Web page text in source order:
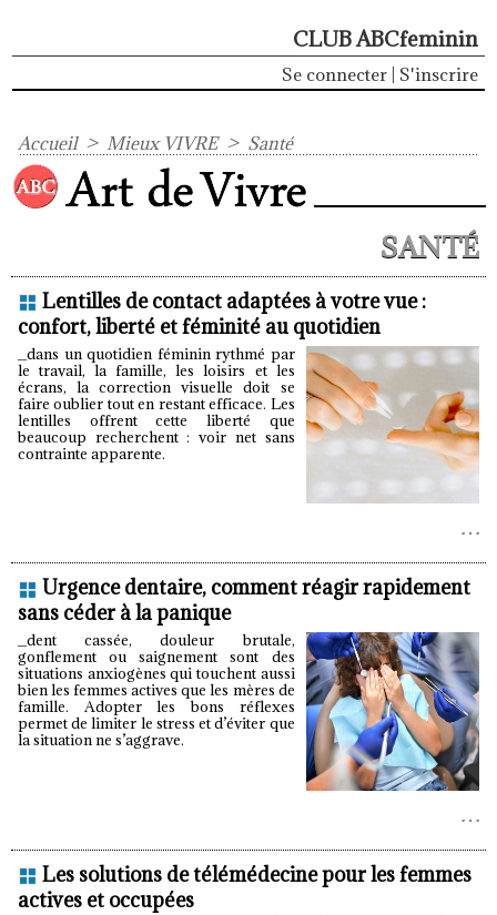
CLUB ABCfeminin
Se connecter S'inscrire
Accueil > Mieux VIVRE > Santé
SANTÉ
Lentilles de contact adaptées à votre vue :
confort, liberté et féminité au quotidien
_dans un quotidien féminin rythmé par
le travail, la famille, les loisirs et les
écrans, la correction visuelle doit se
faire oublier tout en restant efficace. Les
lentilles offrent cette liberté que
beaucoup recherchent : voir net sans
contrainte apparente.
Urgence dentaire, comment réagir rapidement
sans céder à la panique
_dent cassée, douleur brutale,
gonflement ou saignement sont des
situations anxiogènes qui touchent aussi
bien les femmes actives que les mères de
famille. Adopter les bons réflexes
permet de limiter le stress et d’éviter que
la situation ne s’aggrave.
Les solutions de télémédecine pour les femmes
actives et occupées